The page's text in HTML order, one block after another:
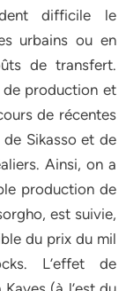
difficile le
urbains ou en
de transfert.
de production et
de récentes
Sikasso et de
Ainsi, on a
production de
est suivie,
du prix du mil
L’effet de